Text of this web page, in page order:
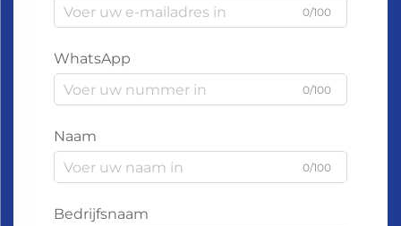
0/100
WhatsApp
0/100
Naam
0/100
Bedrijfsnaam